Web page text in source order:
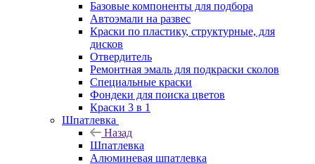
Базовые компоненты для подбора
Автоэмали на развес
Краски по пластику, структурные, для
дисков
Отвердитель
Ремонтная эмаль для подкраски сколов
Специальные краски
Фондеки для поиска цветов
Краски 3 в 1
Шпатлевка
Назад
Шпатлевка
Алюминевая шпатлевка